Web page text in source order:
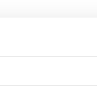
Kontrolle über